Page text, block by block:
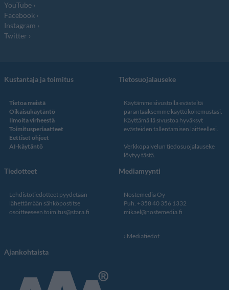
YouTube
Facebook
Instagram
Twitter
Kustantaja ja toimitus
Tietoa meistä
Oikaisukäytäntö
Ilmoita virheestä
Toimitusperiaatteet
Eettiset ohjeet
AI-käytäntö
Tietosuojalauseke
Käytämme sivustolla evästeitä
parantaaksemme käyttökokemustasi.
Käyttämällä sivustoa hyväksyt
evästeiden tallentamisen laitteellesi.
Verkkopalvelun tiedosuojalauseke
löytyy tästä.
Tiedotteet
Lehdistötiedotteet pyydetään
lähettämään sähköpostitse
osoitteeseen toimitus@stara.fi
Mediamyynti
Nostemedia Oy
Puh. +358 40 356 1332
mikael@nostemedia.fi
Mediatiedot
Ajankohtaista